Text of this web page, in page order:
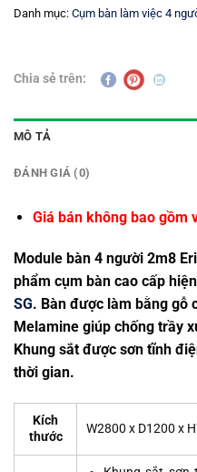
Danh mục: Cụm bàn làm việc 4
Chia sẻ trên:
MÔ TẢ
ĐÁNH GIÁ (0)
Giá bán không bao gồm
Module bàn 4 người 2m8
phẩm cụm bàn cao cấp
SG. Bàn được làm bằng gỗ
Melamine giúp chống trầy
Khung sắt được sơn tĩnh
thời gian.
Kích
thước
W2800 x D1200 x